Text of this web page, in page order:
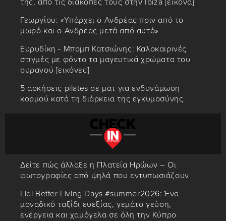
της, από τις διακοπές τους στην Ibiza [εικόνα]
Γεωργίου: «Υπάρχει ο Ανδρέας πριν από το
μωρό και ο Ανδρέας μετά από αυτό»
Ευρυδίκη - Μπομπ Κατσιώνης: Καλοκαιρινές
στιγμές με φόντο τα μαγευτικά χρώματα του
ουρανού [εικόνες]
5 ασκήσεις pilates σε ματ για ενδυνάμωση
κορμού κατά τη διάρκεια της εγκυμοσύνης
Δείτε πώς άλλαξε η Πλατεία Ηρώων – Οι
φωτογραφίες από ψηλά που εντυπωσιάζουν
Lidl Better Living Days #summer2026: Ένα
μοναδικό ταξίδι ευεξίας, γεμάτο γεύση,
ενέργεια και χαμόγελα σε όλη την Κύπρο